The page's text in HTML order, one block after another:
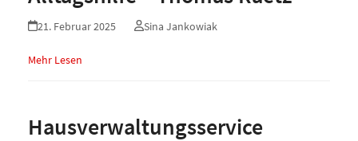
21. Februar 2025 Sina Jankowiak
Mehr Lesen
Hausverwaltungsservice